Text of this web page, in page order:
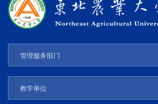
管理服务部门
教学单位